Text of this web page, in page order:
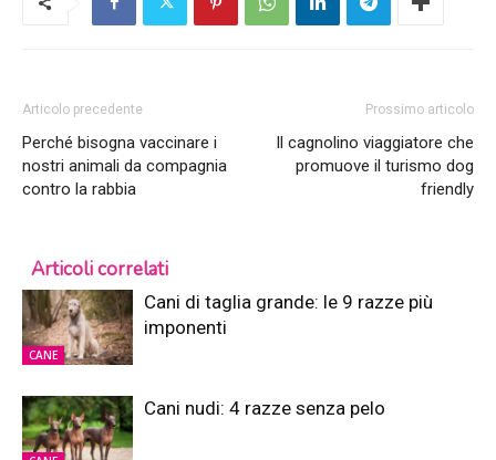
Articolo precedente
Perché bisogna vaccinare i
nostri animali da compagnia
contro la rabbia
Prossimo articolo
Il cagnolino viaggiatore che
promuove il turismo dog
friendly
Articoli correlati
CANE
Cani di taglia grande: le 9 razze più
imponenti
Cani nudi: 4 razze senza pelo